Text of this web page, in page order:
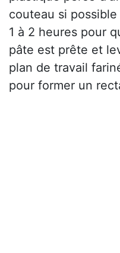
couteau si
1 à 2 heures pour
pâte est prête et
plan de travail
pour former un